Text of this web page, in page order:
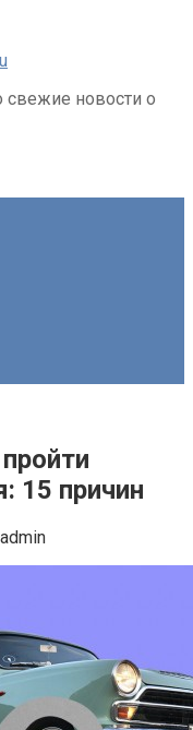
свежие новости о
15 причин
admin